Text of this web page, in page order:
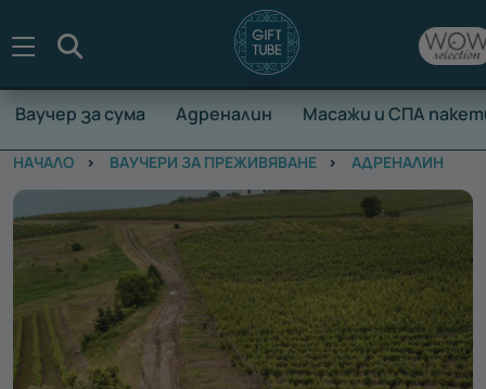
Ваучер за сума Адреналин Масажи и СПА
НАЧАЛО ВАУЧЕРИ ЗА ПРЕЖИВЯВАНЕ АДРЕНАЛИН